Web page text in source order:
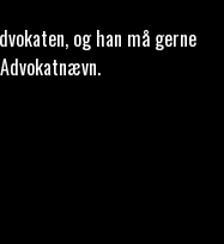
og han må gerne